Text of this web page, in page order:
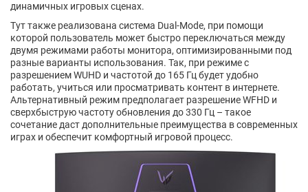
динамичных игровых сценах.
Тут также реализована система Dual-Mode, при помощи
которой пользователь может быстро переключаться между
двумя режимами работы монитора, оптимизированными под
разные варианты использования. Так, при режиме с
разрешением WUHD и частотой до 165 Гц будет удобно
работать, учиться или просматривать контент в интернете.
Альтернативный режим предполагает разрешение WFHD и
сверхбыструю частоту обновления до 330 Гц – такое
сочетание даст дополнительные преимущества в современных
играх и обеспечит комфортный игровой процесс.